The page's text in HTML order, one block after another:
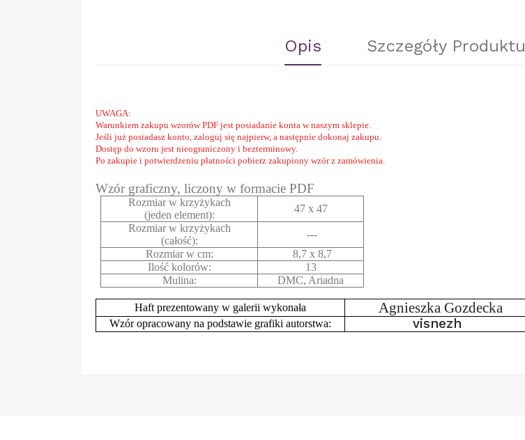
Opis Szczegóły Produktu
UWAGA:
Warunkiem zakupu wzorów PDF jest posiadanie konta w naszym sklepie.
Jeśli już posiadasz konto, zaloguj się najpierw, a następnie dokonaj zakupu.
Dostęp do wzoru jest nieograniczony i bezterminowy.
Po zakupie i potwierdzeniu płatności pobierz zakupiony wzór z zamówienia.
Wzór graficzny, liczony w formacie PDF
Rozmiar w krzyżykach
(jeden element):
47 x 47
Rozmiar w krzyżykach
(całość):
---
Rozmiar w cm:
8,7 x 8,7
Ilość kolorów:
13
Mulina:
DMC, Ariadna
Haft prezentowany w galerii wykonała Agnieszka Gozdecka
Wzór opracowany na podstawie grafiki autorstwa: visnezh